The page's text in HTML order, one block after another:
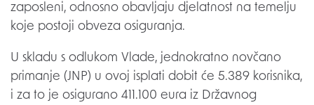
zaposleni, odnosno obavljaju djelatnost na temelju
koje postoji obveza osiguranja.
U skladu s odlukom Vlade, jednokratno novčano
primanje (JNP) u ovoj isplati dobit će 5.389 korisnika,
i za to je osigurano 411.100 eura iz Državnog